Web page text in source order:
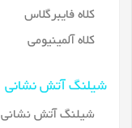
کلاه فایبرگلاس
کلاه آلمینیومی
شیلنگ آتش نشانی
شیلنگ آتش نشانی